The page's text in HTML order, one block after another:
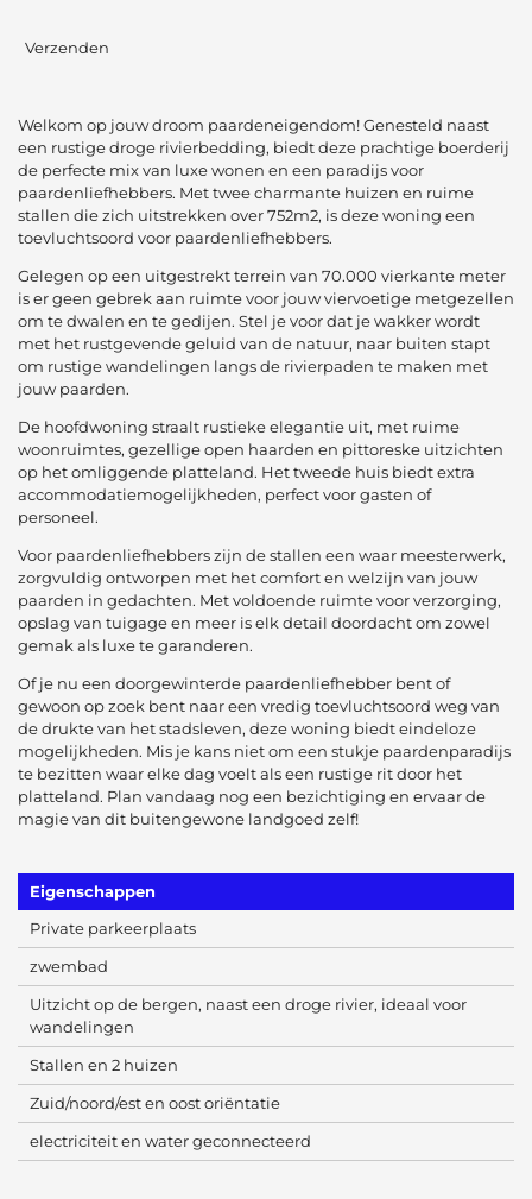
Verzenden
Welkom op jouw droom paardeneigendom! Genesteld naast
een rustige droge rivierbedding, biedt deze prachtige boerderij
de perfecte mix van luxe wonen en een paradijs voor
paardenliefhebbers. Met twee charmante huizen en ruime
stallen die zich uitstrekken over 752m2, is deze woning een
toevluchtsoord voor paardenliefhebbers.
Gelegen op een uitgestrekt terrein van 70.000 vierkante meter
is er geen gebrek aan ruimte voor jouw viervoetige metgezellen
om te dwalen en te gedijen. Stel je voor dat je wakker wordt
met het rustgevende geluid van de natuur, naar buiten stapt
om rustige wandelingen langs de rivierpaden te maken met
jouw paarden.
De hoofdwoning straalt rustieke elegantie uit, met ruime
woonruimtes, gezellige open haarden en pittoreske uitzichten
op het omliggende platteland. Het tweede huis biedt extra
accommodatiemogelijkheden, perfect voor gasten of
personeel.
Voor paardenliefhebbers zijn de stallen een waar meesterwerk,
zorgvuldig ontworpen met het comfort en welzijn van jouw
paarden in gedachten. Met voldoende ruimte voor verzorging,
opslag van tuigage en meer is elk detail doordacht om zowel
gemak als luxe te garanderen.
Of je nu een doorgewinterde paardenliefhebber bent of
gewoon op zoek bent naar een vredig toevluchtsoord weg van
de drukte van het stadsleven, deze woning biedt eindeloze
mogelijkheden. Mis je kans niet om een stukje paardenparadijs
te bezitten waar elke dag voelt als een rustige rit door het
platteland. Plan vandaag nog een bezichtiging en ervaar de
magie van dit buitengewone landgoed zelf!
Eigenschappen
Private parkeerplaats
zwembad
Uitzicht op de bergen, naast een droge rivier, ideaal voor
wandelingen
Stallen en 2 huizen
Zuid/noord/est en oost oriëntatie
electriciteit en water geconnecteerd